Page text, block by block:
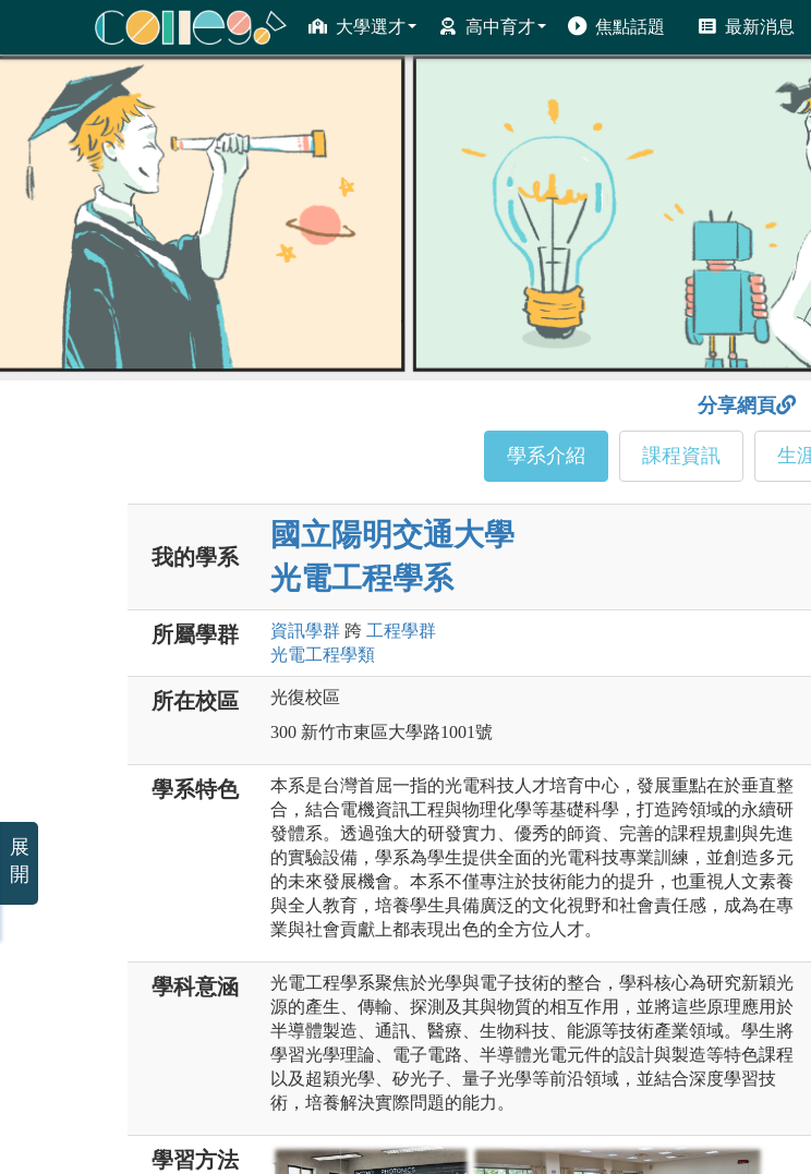
大學選才 高中育才 焦點話題 最新消息
ColleGo! 大學選才與高中育才輔助系統
分享網頁
學系介紹 課程資訊 生
我的學系
國立陽明交通大學
光電工程學系
所屬學群 資訊學群 跨 工程學群
光電工程學類
所在校區
光復校區
300 新竹市東區大學路1001號
學系特色
本系是台灣首屈一指的光電科技人才培育中心，發展重點在於垂直整
合，結合電機資訊工程與物理化學等基礎科學，打造跨領域的永續研
發體系。透過強大的研發實力、優秀的師資、完善的課程規劃與先進
的實驗設備，學系為學生提供全面的光電科技專業訓練，並創造多元
的未來發展機會。本系不僅專注於技術能力的提升，也重視人文素養
與全人教育，培養學生具備廣泛的文化視野和社會責任感，成為在專
業與社會貢獻上都表現出色的全方位人才。
學科意涵
光電工程學系聚焦於光學與電子技術的整合，學科核心為研究新穎光
源的產生、傳輸、探測及其與物質的相互作用，並將這些原理應用於
半導體製造、通訊、醫療、生物科技、能源等技術產業領域。學生將
學習光學理論、電子電路、半導體光電元件的設計與製造等特色課程
以及超穎光學、矽光子、量子光學等前沿領域，並結合深度學習技
術，培養解決實際問題的能力。
學習方法
展
開